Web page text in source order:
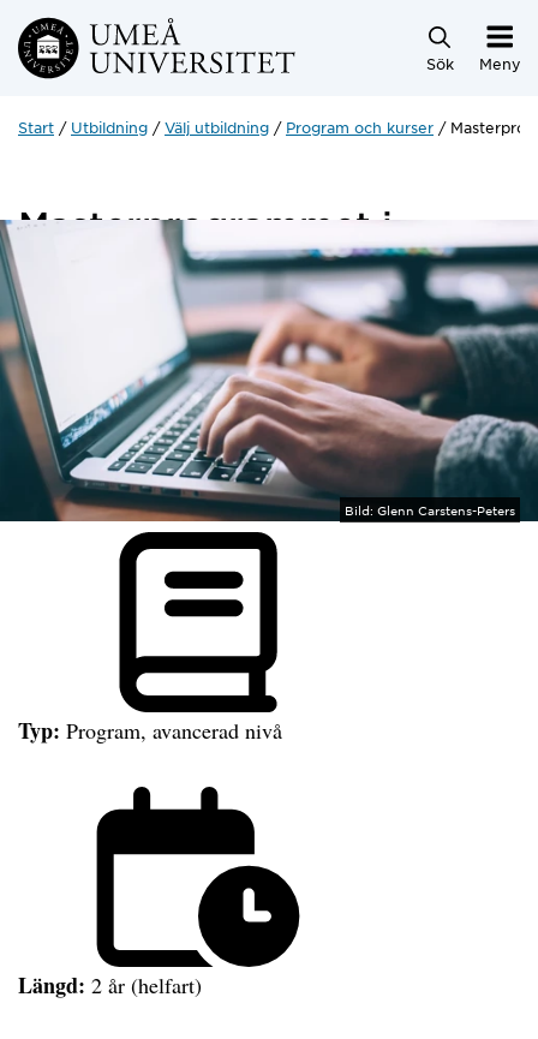
Hoppa direkt till innehållet
Sök Meny
Start Utbildning Välj utbildning Program och kurser
Masterprogrammet i
bioinformatik120 hp
Bild: Glenn Carstens-Peters
Typ: Program, avancerad nivå
Längd: 2 år (helfart)